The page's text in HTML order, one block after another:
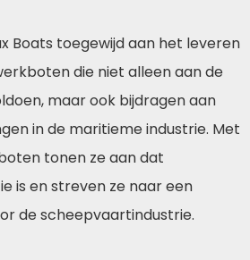
Boats toegewijd aan het leveren
die niet alleen aan de
maar ook bijdragen aan
in de maritieme industrie. Met
tonen ze aan dat
is en streven ze naar een
de scheepvaartindustrie.